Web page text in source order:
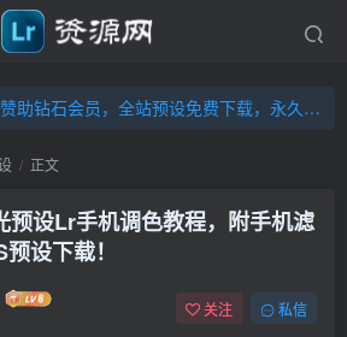
费下载，永久钻石会员，”送“万元超值资源，内容丰富，容量高达20T，不断更新！点击进入……
下载，永久钻石会员，”送“万元超值资源，内容丰富，容量高达20T，不断更新！点击进入……
正文
预设Lr手机调色教程，附手机滤
设下载！
关注 私信